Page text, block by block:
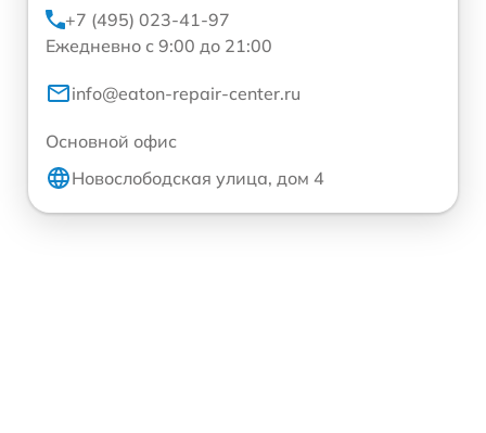
+7 (495) 023-41-97
Ежедневно с 9:00 до 21:00
info@eaton-repair-center.ru
Основной офис
Новослободская улица, дом 4